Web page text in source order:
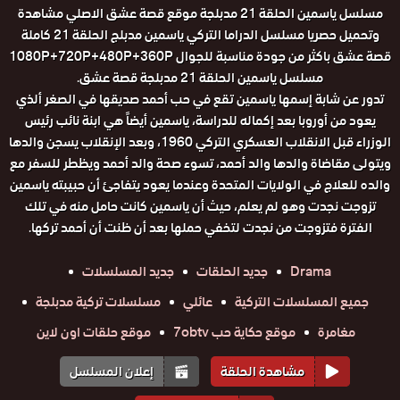
مسلسل ياسمين الحلقة 21 مدبلجة موقع قصة عشق الاصلي مشاهدة
وتحميل حصريا مسلسل الدراما التركي ياسمين مدبلج الحلقة 21 كاملة
قصة عشق باكثر من جودة مناسبة للجوال 1080P+720P+480P+360P
مسلسل ياسمين الحلقة 21 مدبلجة قصة عشق.
تدور عن شابة إسمها ياسمين تقع في حب أحمد صديقها في الصغر ألذي
يعود من أوروبا بعد إكماله للدراسة، ياسمين أيضاً هي ابنة نائب رئيس
الوزراء قبل الانقلاب العسكري التركي 1960، وبعد الإنقلاب يسجن والدها
ويتولى مقاضاة والدها والد أحمد، تسوء صحة والد أحمد ويظطر للسفر مع
والده للعلاج في الولايات المتحدة وعندما يعود يتفاجئ أن حبيبته ياسمين
تزوجت نجدت وهو لم يعلم، حيث أن ياسمين كانت حامل منه في تلك
الفترة فتزوجت من نجدت لتخفي حملها بعد أن ظنت أن أحمد تركها.
Drama
جديد الحلقات
جديد المسلسلات
جميع المسلسلات التركية
عائلي
مسلسلات تركية مدبلجة
مغامرة
موقع حكاية حب 7obtv
موقع حلقات اون لاين
مشاهدة الحلقة
إعلان المسلسل